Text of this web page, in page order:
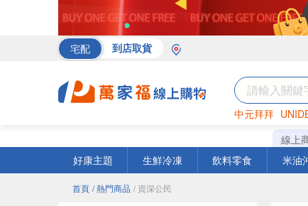
宅配 到店取貨
中元拜拜
巧克力
線上
好康主題
生鮮冷凍 飲料零食 米油
首頁 / 熱門商品 / 資深公民